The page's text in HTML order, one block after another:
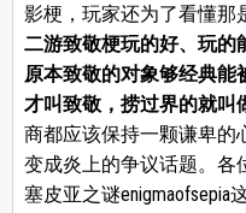
影梗，玩家还为了看懂那
二游致敬梗玩的好、玩的
原本致敬的对象够经典能
才叫致敬，捞过界的就叫
商都应该保持一颗谦卑的
变成炎上的争议话题。各
塞皮亚之谜